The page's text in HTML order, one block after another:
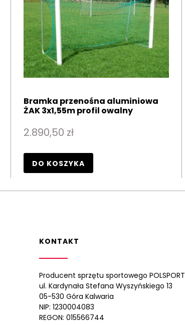
Bramka przenośna aluminiowa
ŻAK 3x1,55m profil owalny
2.890,50 zł
DO KOSZYKA
KONTAKT
Producent sprzętu sportowego POLSPORT
ul. Kardynała Stefana Wyszyńskiego 13
05-530 Góra Kalwaria
NIP: 1230004083
REGON: 015566744